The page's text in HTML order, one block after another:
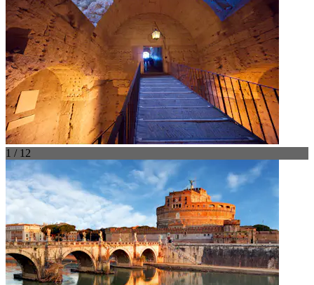
1 / 12